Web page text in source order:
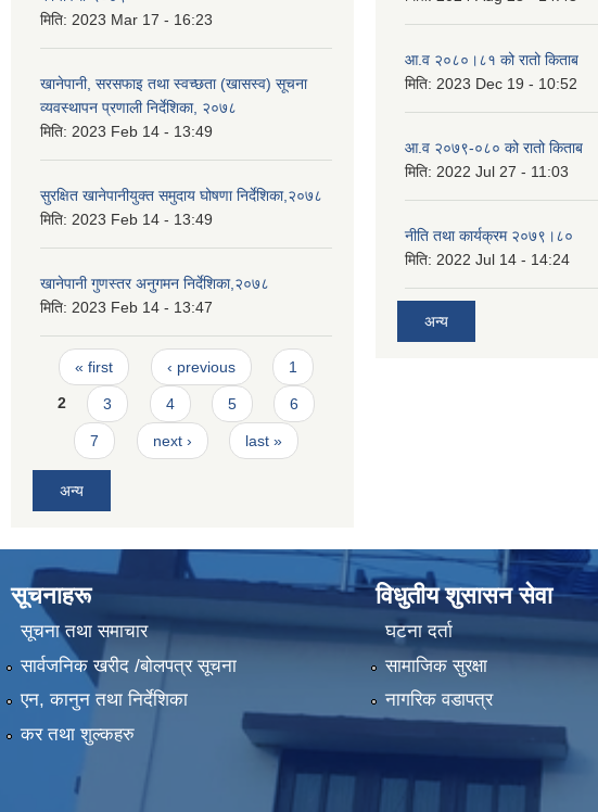
मिति: 2023 Mar 17 - 16:23
खानेपानी, सरसफाइ तथा स्वच्छता (खासस्व) सूचना
व्यवस्थापन प्रणाली निर्देशिका, २०७८
मिति: 2023 Feb 14 - 13:49
सुरक्षित खानेपानीयुक्त समुदाय घोषणा निर्देशिका,२०७८
मिति: 2023 Feb 14 - 13:49
खानेपानी गुणस्तर अनुगमन निर्देशिका,२०७८
मिति: 2023 Feb 14 - 13:47
Pages
« first ‹ previous 1
2 3 4 5 6
7 next › last »
अन्य
आ.व २०८०।८१ को रातो किताब
मिति: 2023 Dec 19 - 10:52
आ.व २०७९-०८० को रातो किताब
मिति: 2022 Jul 27 - 11:03
नीति तथा कार्यक्रम २०७९।८०
मिति: 2022 Jul 14 - 14:24
अन्य
सूचनाहरू
सूचना तथा समाचार
सार्वजनिक खरीद /बोलपत्र सूचना
एन, कानुन तथा निर्देशिका
कर तथा शुल्कहरु
विधुतीय शुसासन सेवा
घटना दर्ता
सामाजिक सुरक्षा
नागरिक वडापत्र